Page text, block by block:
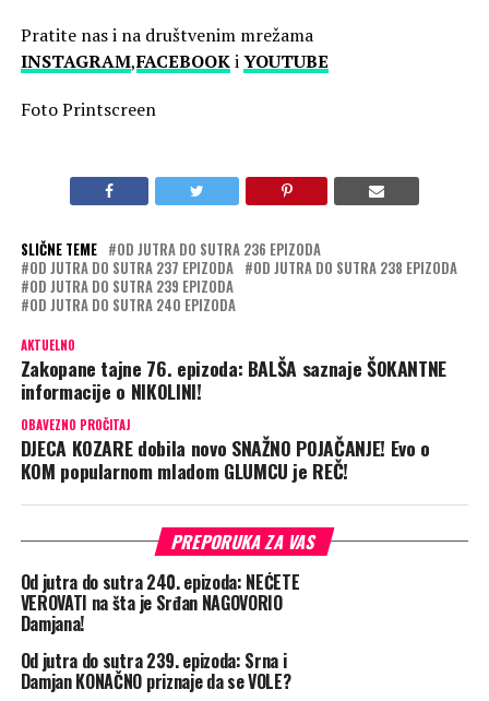
Pratite nas i na društvenim mrežama
INSTAGRAM,FACEBOOKiYOUTUBE
Foto Printscreen
SLIČNE TEME
OD JUTRA DO SUTRA 236 EPIZODA
OD JUTRA DO SUTRA 237 EPIZODA
OD JUTRA DO SUTRA 238 EPIZODA
OD JUTRA DO SUTRA 239 EPIZODA
OD JUTRA DO SUTRA 240 EPIZODA
AKTUELNO
Zakopane tajne 76. epizoda: BALŠA saznaje ŠOKANTNE
informacije o NIKOLINI!
OBAVEZNO PROČITAJ
DJECA KOZARE dobila novo SNAŽNO POJAČANJE! Evo o
KOM popularnom mladom GLUMCU je REČ!
PREPORUKA ZA VAS
Od jutra do sutra 240. epizoda: NEĆETE
VEROVATI na šta je Srđan NAGOVORIO
Damjana!
Od jutra do sutra 239. epizoda: Srna i
Damjan KONAČNO priznaje da se VOLE?